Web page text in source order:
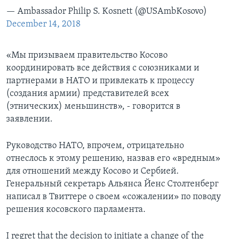
— Ambassador Philip S. Kosnett (@USAmbKosovo)
December 14, 2018
«Мы призываем правительство Косово
координировать все действия с союзниками и
партнерами в НАТО и привлекать к процессу
(создания армии) представителей всех
(этнических) меньшинств», - говорится в
заявлении.
Руководство НАТО, впрочем, отрицательно
отнеслось к этому решению, назвав его «вредным»
для отношений между Косово и Сербией.
Генеральный секретарь Альянса Йенс Столтенберг
написал в Твиттере о своем «сожалении» по поводу
решения косовского парламента.
I regret that the decision to initiate a change of the